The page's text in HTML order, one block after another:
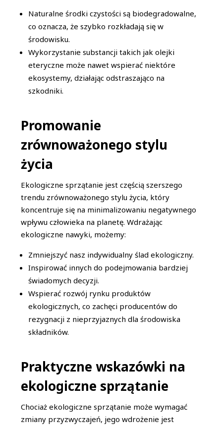
Naturalne środki czystości są biodegradowalne,
co oznacza, że szybko rozkładają się w
środowisku.
Wykorzystanie substancji takich jak olejki
eteryczne może nawet wspierać niektóre
ekosystemy, działając odstraszająco na
szkodniki.
Promowanie
zrównoważonego stylu
życia
Ekologiczne sprzątanie jest częścią szerszego
trendu zrównoważonego stylu życia, który
koncentruje się na minimalizowaniu negatywnego
wpływu człowieka na planetę. Wdrażając
ekologiczne nawyki, możemy:
Zmniejszyć nasz indywidualny ślad ekologiczny.
Inspirować innych do podejmowania bardziej
świadomych decyzji.
Wspierać rozwój rynku produktów
ekologicznych, co zachęci producentów do
rezygnacji z nieprzyjaznych dla środowiska
składników.
Praktyczne wskazówki na
ekologiczne sprzątanie
Chociaż ekologiczne sprzątanie może wymagać
zmiany przyzwyczajeń, jego wdrożenie jest